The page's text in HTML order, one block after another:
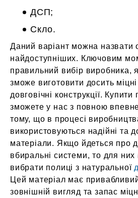
ДСП;
Скло.
Даний варіант можна назвати
найдоступніших. Ключовим
правильний вибір виробника,
зможе виготовити досить міцні
довговічні конструкції. Купити
зможете у нас з повною
тому, що в процесі
використовуються надійні та
матеріали. Якщо йдеться про
вбиральні системи, то для
вибрати полиці з натуральної
Цей матеріал має
зовнішній вигляд та запас